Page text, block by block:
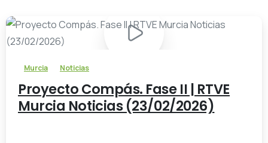
Murcia Noticias
Proyecto Compás. Fase II | RTVE
Murcia Noticias (23/02/2026)